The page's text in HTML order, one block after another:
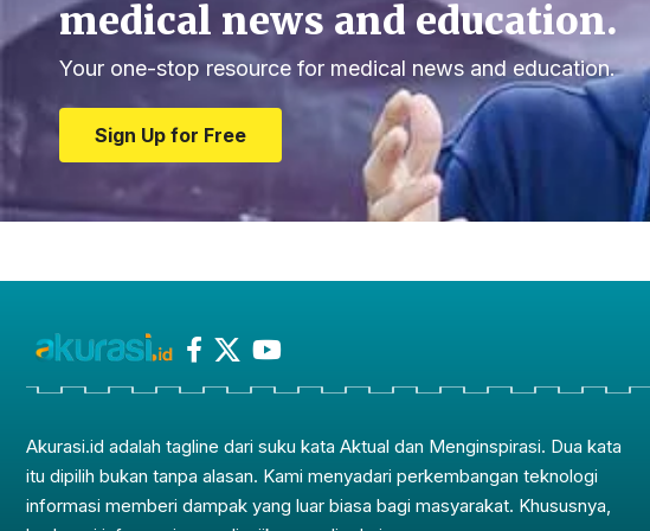
medical news and education.
Your one-stop resource for medical news and education.
Sign Up for Free
Akurasi.id adalah tagline dari suku kata Aktual dan Menginspirasi. Dua kata
itu dipilih bukan tanpa alasan. Kami menyadari perkembangan teknologi
informasi memberi dampak yang luar biasa bagi masyarakat. Khususnya,